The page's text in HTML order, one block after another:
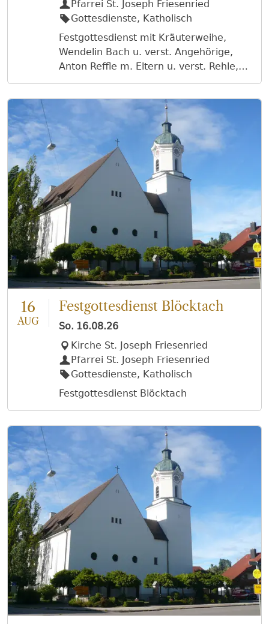
Pfarrei St. Joseph Friesenried
Gottesdienste, Katholisch
Festgottesdienst mit Kräuterweihe,
Wendelin Bach u. verst. Angehörige,
Anton Reffle m. Eltern u. verst. Rehle,
Rosmarie Klimm, verst. d. Fam. Klimm
16
AUG
Festgottesdienst Blöcktach
So. 16.08.26
Kirche St. Joseph Friesenried
Pfarrei St. Joseph Friesenried
Gottesdienste, Katholisch
Festgottesdienst Blöcktach